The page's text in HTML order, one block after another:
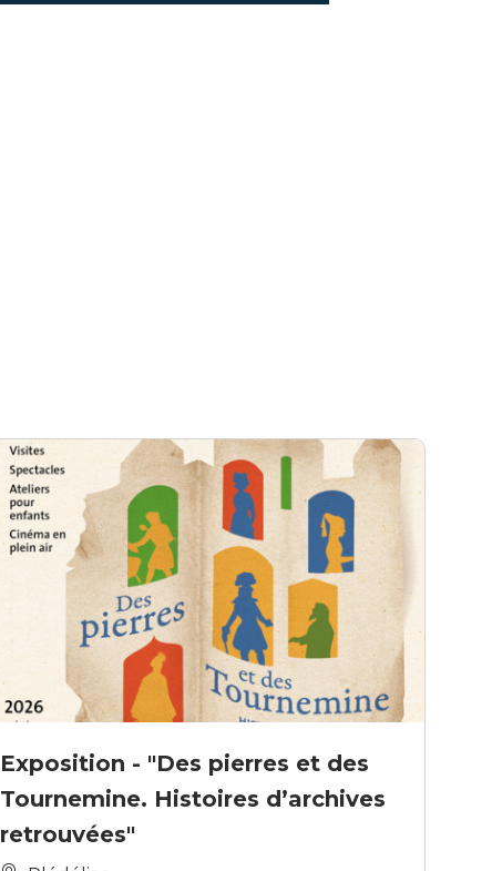
Exposition - "Des pierres et des
Tournemine. Histoires d’archives
retrouvées"